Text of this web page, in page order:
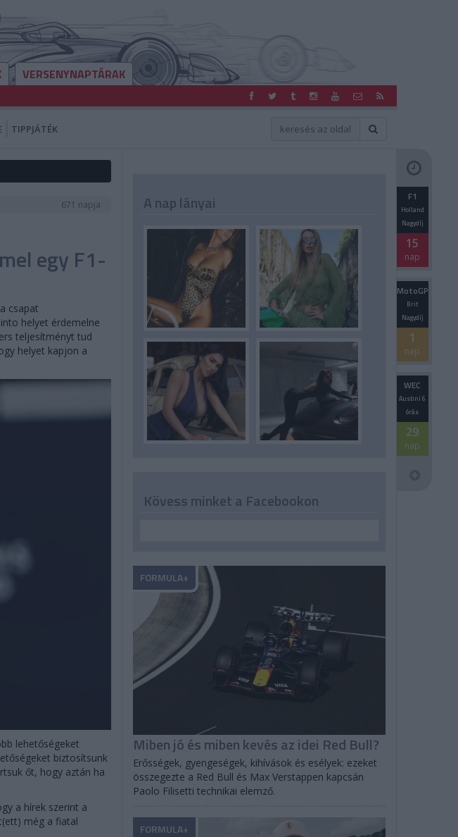
VERSENYNAPTÁRAK
TIPPJÁTÉK
671 napja
egy F1-
csapat
helyet érdemelne
teljesítményt tud
helyet kapjon a
lehetőségeket
biztosítsunk
őt, hogy aztán ha
a hírek szerint a
még a fiatal
A nap lányai
Kövess minket a Facebookon
F1
Holland
Nagydíj
15
nap
MotoGP
Brit
Nagydíj
1
nap
WEC
Austini 6
órás
29
nap
Miben jó és miben kevés az idei Red Bull?
Erősségek, gyengeségek, kihívások és esélyek: ezeket
összegezte a Red Bull és Max Verstappen kapcsán
Paolo Filisetti technikai elemző.
FORMULA+
FORMULA+